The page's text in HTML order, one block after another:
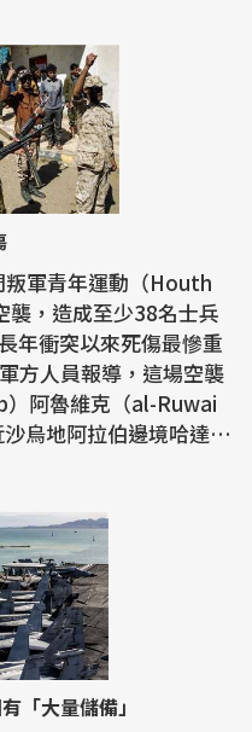
叛軍青年運動（Houth
襲，造成至少38名士兵
年衝突以來死傷最慘重
阿魯維克（al-Ruwai
烏地阿拉伯邊境哈達拉
「大量儲備」